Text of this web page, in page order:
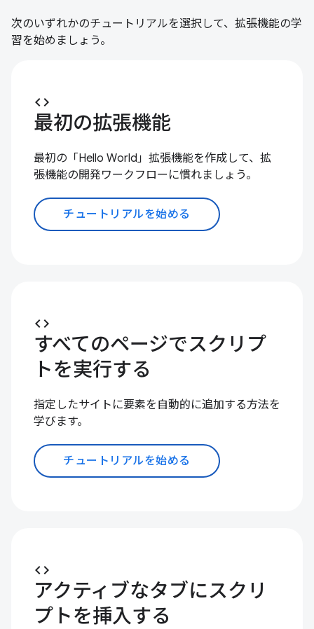
次のいずれかのチュートリアルを選択して、拡張機能の学
習を始めましょう。
code
最初の拡張機能
最初の「Hello World」拡張機能を作成して、拡
張機能の開発ワークフローに慣れましょう。
チュートリアルを始める
code
すべてのページでスクリプ
トを実行する
指定したサイトに要素を自動的に追加する方法を
学びます。
チュートリアルを始める
code
アクティブなタブにスクリ
プトを挿入する